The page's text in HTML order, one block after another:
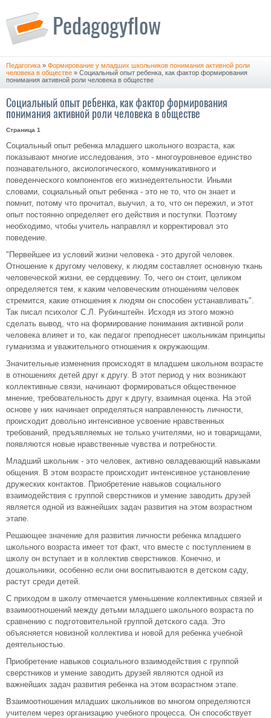
Педагогика » Формирование у младших школьников понимания активной роли
человека в обществе » Социальный опыт ребенка, как фактор формирования
понимания активной роли человека в обществе
Социальный опыт ребенка, как фактор формирования
понимания активной роли человека в обществе
Страница 1
Социальный опыт ребенка младшего школьного возраста, как
показывают многие исследования, это - многоуровневое единство
познавательного, аксиологического, коммуникативного и
поведенческого компонентов его жизнедеятельности. Иными
словами, социальный опыт ребенка - это не то, что он знает и
помнит, потому что прочитал, выучил, а то, что он пережил, и этот
опыт постоянно определяет его действия и поступки. Поэтому
необходимо, чтобы учитель направлял и корректировал это
поведение.
"Первейшее из условий жизни человека - это другой человек.
Отношение к другому человеку, к людям составляет основную ткань
человеческой жизни, ее сердцевину. То, чего он стоит, целиком
определяется тем, к каким человеческим отношениям человек
стремится, какие отношения к людям он способен устанавливать".
Так писал психолог С.Л. Рубинштейн. Исходя из этого можно
сделать вывод, что на формирование понимания активной роли
человека влияет и то, как педагог преподнесет школьникам принципы
гуманизма и уважительного отношения к окружающим.
Значительные изменения происходят в младшем школьном возрасте
в отношениях детей друг к другу. В этот период у них возникают
коллективные связи, начинают формироваться общественное
мнение, требовательность друг к другу, взаимная оценка. На этой
основе у них начинает определяться направленность личности,
происходит довольно интенсивное усвоение нравственных
требований, предъявляемых не только учителями, но и товарищами,
появляются новые нравственные чувства и потребности.
Младший школьник - это человек, активно овладевающий навыками
общения. В этом возрасте происходит интенсивное установление
дружеских контактов. Приобретение навыков социального
взаимодействия с группой сверстников и умение заводить друзей
является одной из важнейших задач развития на этом возрастном
этапе.
Решающее значение для развития личности ребенка младшего
школьного возраста имеет тот факт, что вместе с поступлением в
школу он вступает и в коллектив сверстников. Конечно, и
дошкольники, особенно если они воспитываются в детском саду,
растут среди детей.
С приходом в школу отмечается уменьшение коллективных связей и
взаимоотношений между детьми младшего школьного возраста по
сравнению с подготовительной группой детского сада. Это
объясняется новизной коллектива и новой для ребенка учебной
деятельностью.
Приобретение навыков социального взаимодействия с группой
сверстников и умение заводить друзей являются одной из
важнейших задач развития ребенка на этом возрастном этапе.
Взаимоотношения младших школьников во многом определяются
учителем через организацию учебного процесса. Он способствует